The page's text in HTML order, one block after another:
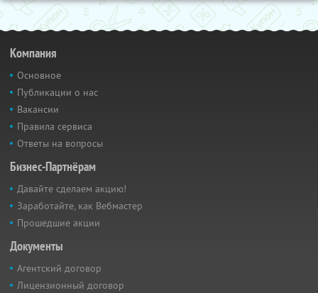
Компания
Основное
Публикации о нас
Вакансии
Правила сервиса
Ответы на вопросы
Бизнес-Партнёрам
Давайте сделаем акцию!
Заработайте, как Вебмастер
Прошедшие акции
Документы
Агентский договор
Лицензионный договор